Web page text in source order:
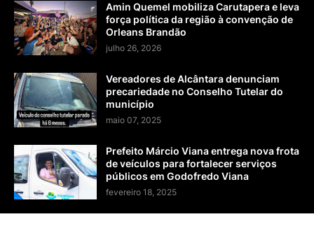
Amin Quemel mobiliza Carutapera e leva
força política da região à convenção de
Orleans Brandão
julho 26, 2026
Vereadores de Alcântara denunciam
precariedade no Conselho Tutelar do
município
maio 07, 2025
Prefeito Márcio Viana entrega nova frota
de veículos para fortalecer serviços
públicos em Godofredo Viana
fevereiro 18, 2025